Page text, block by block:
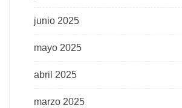
junio 2025
mayo 2025
abril 2025
marzo 2025